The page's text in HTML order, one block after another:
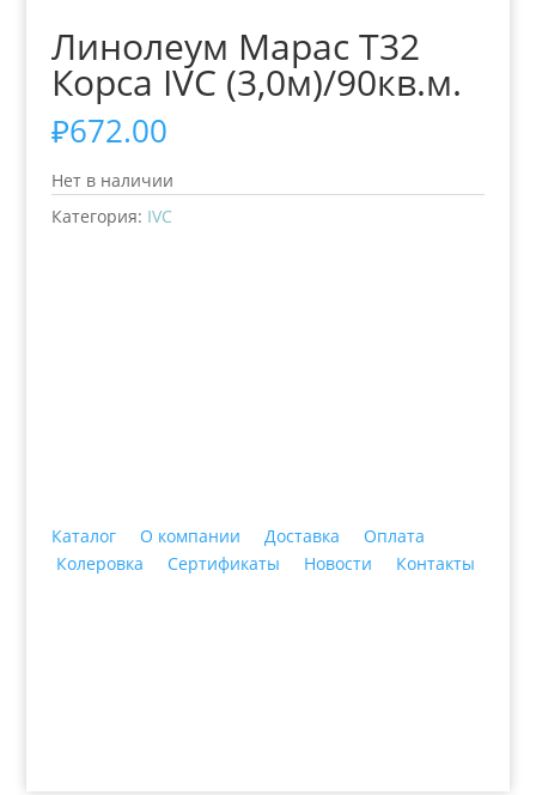
Линолеум Марас Т32
Корса IVC (3,0м)/90кв.м.
₽672.00
Нет в наличии
Категория: IVC
Каталог О компании Доставка
Оплата
Колеровка
Сертификаты Новости Контакты